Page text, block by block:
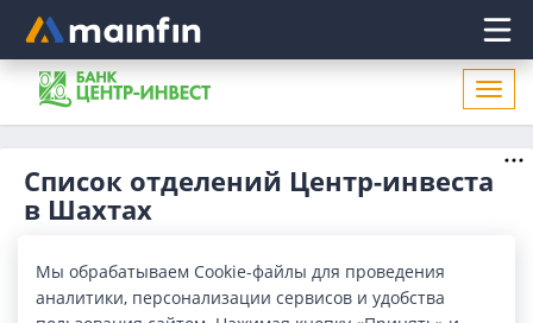
Главное меню
Список отделений Центр-инвеста
в Шахтах
адресов, поиск ближайшего отделения Центр-инвеста в
Шахтах по адресу, названию. Часы работы, телефоны,
контактные данные.
Показать весь
Мы обрабатываем Cookie-файлы для проведения
аналитики, персонализации сервисов и удобства